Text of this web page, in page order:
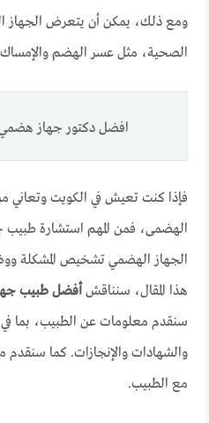
ومع ذلك، يمكن أن يتعرض الجهاز
الصحية، مثل عسر الهضم والإمساك
افضل دكتور جهاز
فإذا كنت تعيش في الكويت وتعاني
الهضمى، فمن المهم استشارة
الجهاز الهضمي تشخيص المشكلة
هذا المقال، سنناقشأفضل طبيب
سنقدم معلومات عن الطبيب، بما
والشهادات والإنجازات. كما
مع الطبيب.